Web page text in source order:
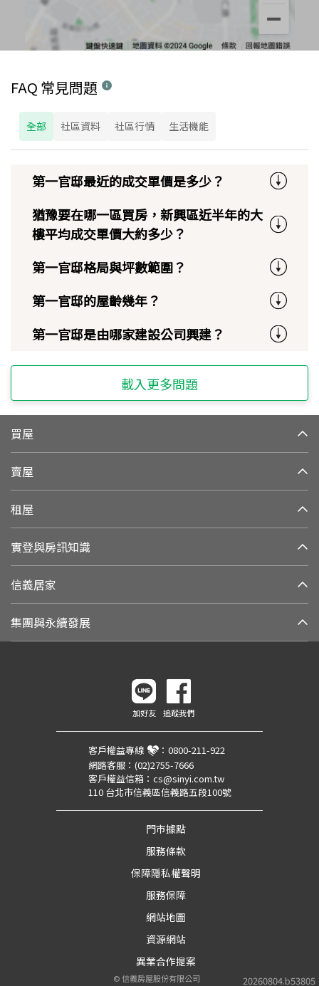
FAQ 常見問題
全部 社區資料 社區行情 生活機能
第一官邸最近的成交單價是多少？
猶豫要在哪一區買房，新興區近半年的大
樓平均成交單價大約多少？
第一官邸格局與坪數範圍？
第一官邸的屋齡幾年？
第一官邸是由哪家建設公司興建？
載入更多問題
買屋
賣屋
租屋
實登與房訊知識
信義居家
集團與永續發展
20260804.b53805
加好友 追蹤我們
客戶權益專線 ： 0800-211-922
網路客服： (02)2755-7666
客戶權益信箱： cs@sinyi.com.tw
110 台北市信義區信義路五段100號
門市據點
服務條款
保障隱私權聲明
服務保障
網站地圖
資源網站
異業合作提案
©信義房屋股份有限公司